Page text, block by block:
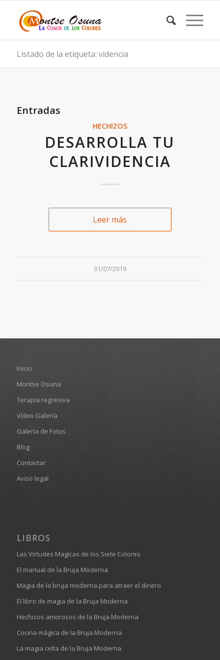
Listado de la etiqueta: videncia
Entradas
HECHIZOS
DESARROLLA TU
CLARIVIDENCIA
Leer más
31/07/2019
Inicio
Montse Osuna
Terapia regresiva
Vídeo Galería
Galería de Fotos
Blog
Contactar
Aviso legal
LIBROS
Las Virtudes Magícas de los Siete Colores
El manual de la Bruja Moderna
Magia de la bruja moderna para atraer el dinero
El libro de magia de la Bruja Moderna
Hechizos amorosos de la Bruja Moderna
Cocina mágica de la Bruja Moderna
La magia celta de la Bruja Moderna